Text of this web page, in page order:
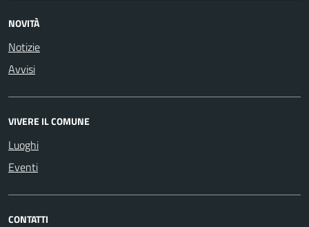
NOVITÀ
Notizie
Avvisi
VIVERE IL COMUNE
Luoghi
Eventi
CONTATTI